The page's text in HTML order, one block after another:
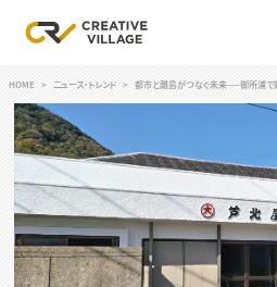
RECRUIT
クリエイター求人を探す
HOME ニュース・トレンド 都市と離島がつなぐ未来──御所浦で